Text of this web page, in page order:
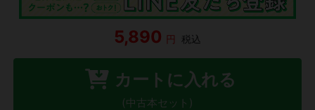
5,890 円 税込
カートに入れる
(中古本セット)